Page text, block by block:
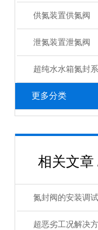
供氮装置供氮阀
泄氮装置泄氮阀
超纯水水箱氮封
更多分类
相关文章
氮封阀的安装调试